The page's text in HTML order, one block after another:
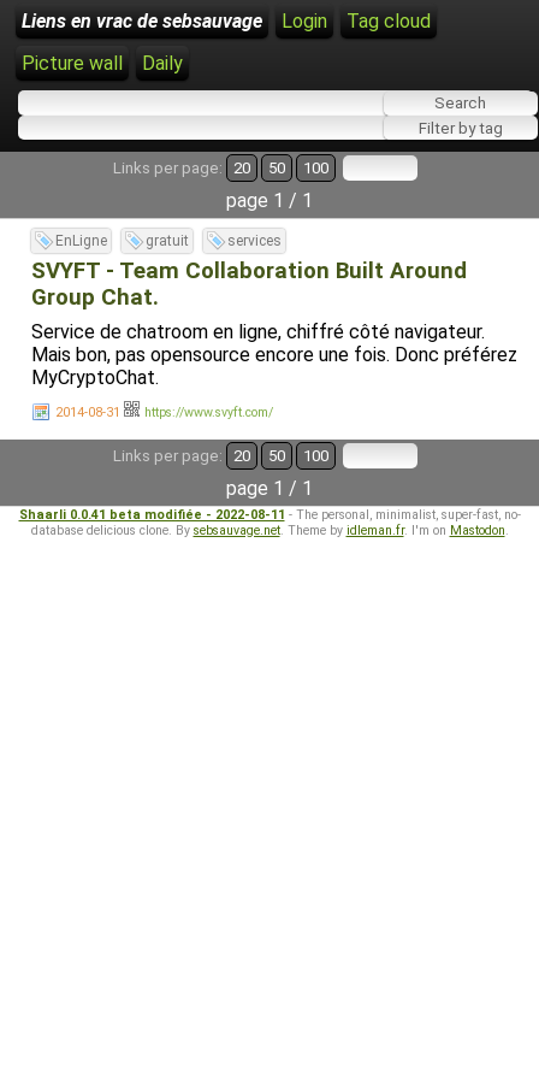
Liens en vrac de sebsauvage Login
Tag cloud
Picture wall
Daily
Links per page: 20 50 100
page 1 / 1
EnLigne gratuit services
SVYFT - Team Collaboration Built Around
Group Chat.
Service de chatroom en ligne, chiffré côté navigateur.
Mais bon, pas opensource encore une fois. Donc préférez
MyCryptoChat.
2014-08-31 https://www.svyft.com/
Links per page: 20 50 100
page 1 / 1
Shaarli 0.0.41 beta modifiée - 2022-08-11 - The personal, minimalist, super-fast, no-
database delicious clone. By sebsauvage.net. Theme by idleman.fr. I'm on Mastodon.